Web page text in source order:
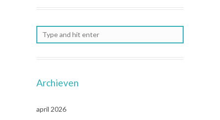
Archieven
april 2026